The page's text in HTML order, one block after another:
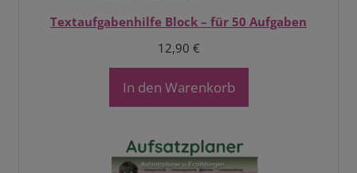
Textaufgabenhilfe Block – für 50 Aufgaben
12,90 €
In den Warenkorb